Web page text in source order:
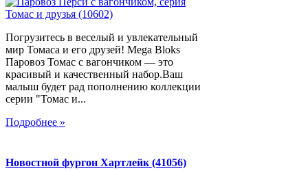
Погрузитесь в веселый и увлекательный
мир Томаса и его друзей! Mega Bloks
Паровоз Томас с вагончиком — это
красивый и качественный набор.Ваш
малыш будет рад пополнению коллекции
серии "Томас и...
Подробнее »
Новостной фургон Хартлейк (41056)